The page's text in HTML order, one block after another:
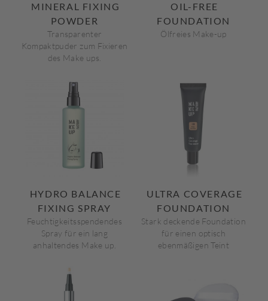
MINERAL FIXING
POWDER
Transparenter
Kompaktpuder zum Fixieren
des Make ups.
OIL-FREE
FOUNDATION
Ölfreies Make-up
HYDRO BALANCE
FIXING SPRAY
Feuchtigkeitsspendendes
Spray für ein lang
anhaltendes Make up.
ULTRA COVERAGE
FOUNDATION
Stark deckende Foundation
für einen optisch
ebenmäßigen Teint